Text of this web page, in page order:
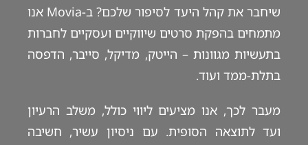
שיחבר את קהל היעד לסיפור שלכם? ב-Movia אנו
מתמחים בהפקת סרטים שיווקיים ועסקיים לחברות
בתעשיות מגוונות – הייטק, מדיקל, סייבר, הדפסה
בתלת-ממד ועוד.
מעבר לכך, אנו מציעים ליווי כולל, משלב הרעיון
ועד לתוצאה הסופית. עם ניסיון עשיר, חשיבה